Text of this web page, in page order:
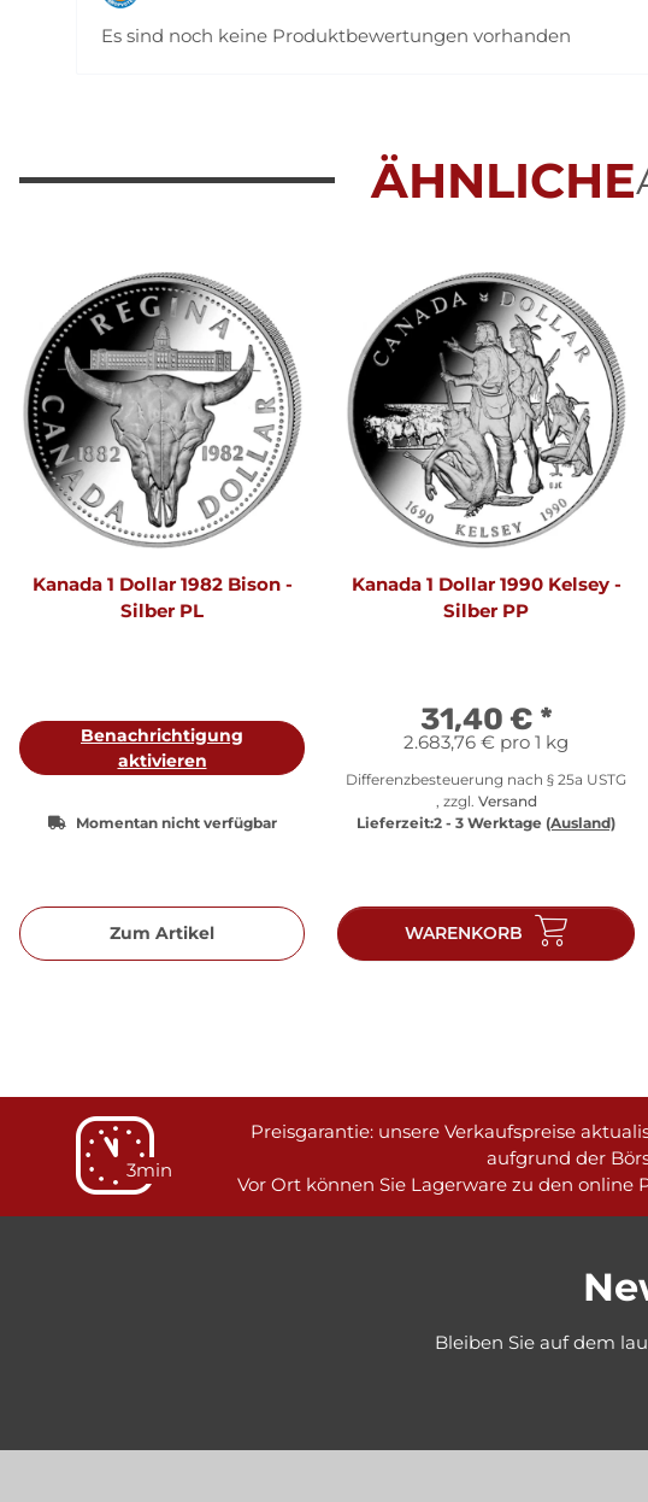
Es sind noch keine Produktbewertungen vorhanden
ÄHNLICHE
Kanada 1 Dollar 1982 Bison -
Silber PL
Benachrichtigung
aktivieren
Momentan nicht verfügbar
Zum Artikel
Kanada 1 Dollar 1990 Kelsey -
Silber PP
31,40 € *
2.683,76 € pro 1 kg
Differenzbesteuerung nach § 25a USTG
, zzgl. Versand
Lieferzeit:2 - 3 Werktage (Ausland)
WARENKORB
3min
Preisgarantie: unsere Verkaufspreise
aufgrund der
Vor Ort können Sie Lagerware zu den online
Bleiben Sie auf dem